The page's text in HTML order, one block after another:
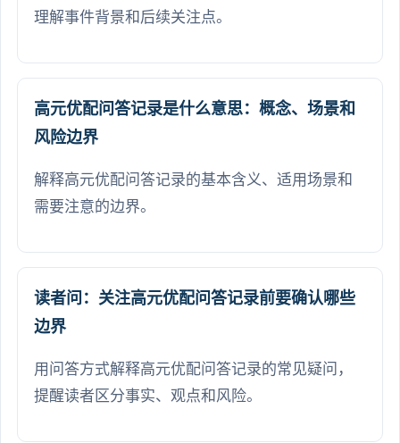
理解事件背景和后续关注点。
高元优配问答记录是什么意思：概念、场景和
风险边界
解释高元优配问答记录的基本含义、适用场景和
需要注意的边界。
读者问：关注高元优配问答记录前要确认哪些
边界
用问答方式解释高元优配问答记录的常见疑问，
提醒读者区分事实、观点和风险。